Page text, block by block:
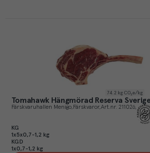
74.2 kg CO₂e/kg
Tomahawk Hängmörad Reserva
Färskvaruhallen Menigo Färskvaror Art.nr. 211026
KG
1x5x0,7-1,2 kg
KGD
1x0,7-1,2 kg